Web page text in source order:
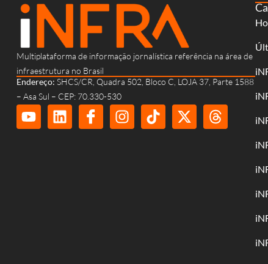
Multiplataforma de informação jornalística referência na área de
infraestrutura no Brasil
Endereço: SHCS/CR, Quadra 502, Bloco C, LOJA 37, Parte 1588
– Asa Sul – CEP: 70.330-530